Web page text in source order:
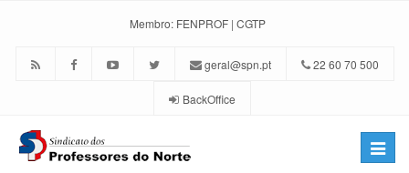
Membro: FENPROF | CGTP
geral@spn.pt 22 60 70 500
BackOffice
Toggle